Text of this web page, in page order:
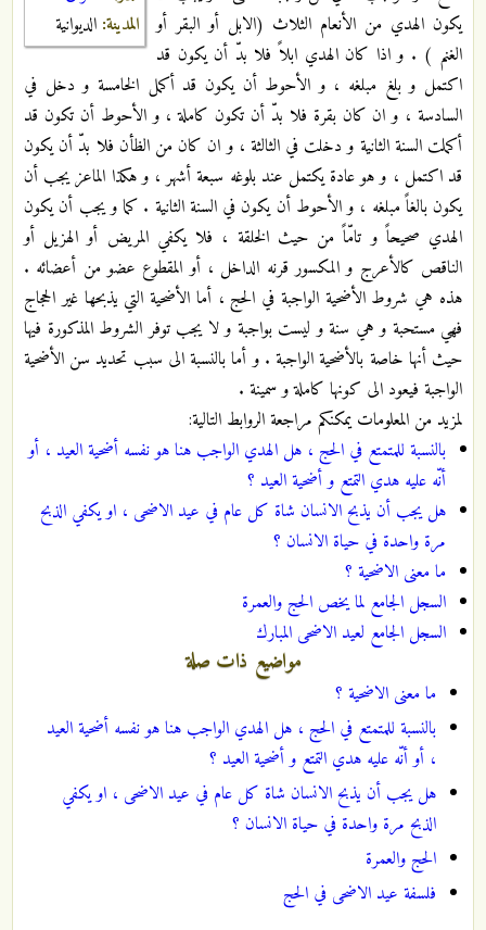
المدينة: الديوانية
يكون الهدي من الأنعام الثلاث (الابل أو البقر أو
الغنم ) . و اذا كان الهدي ابلاً فلا بدّ أن يكون قد
اكتمل و بلغ مبلغه ، و الأحوط أن يكون قد أكمل الخامسة و دخل في
السادسة ، و ان كان بقرة فلا بدّ أن تكون كاملة ، و الأحوط أن تكون قد
أكملت السنة الثانية و دخلت في الثالثة ، و ان كان من الظأن فلا بدّ أن يكون
قد اكتمل ، و هو عادة يكتمل عند بلوغه سبعة أشهر ، و هكذا الماعز يجب أن
يكون بالغاً مبلغه ، و الأحوط أن يكون في السنة الثانية . كما و يجب أن يكون
الهدي صحيحاً و تامّاً من حيث الخلقة ، فلا يكفي المريض أو الهزيل أو
الناقص كالأعرج و المكسور قرنه الداخل ، أو المقطوع عضو من أعضائه .
هذه هي شروط الأضحية الواجبة في الحج ، أما الأضحية التي يذبحها غير الحجاج
فهي مستحبة و هي سنة و ليست بواجبة و لا يجب توفر الشروط المذكورة فيها
حيث أنها خاصة بالأضحية الواجبة . و أما بالنسبة الى سبب تحديد سن الأضحية
الواجبة فيعود الى كونها كاملة و سمينة .
لمزيد من المعلومات يمكنكم مراجعة الروابط التالية:
بالنسبة للمتمتع في الحج ، هل الهدي الواجب هنا هو نفسه أضحية العيد ، أو
أنّه عليه هدي التمتع و أضحية العيد ؟
هل يجب أن يذبح الانسان شاة كل عام في عيد الاضحى ، او يكفي الذبح
مرة واحدة في حياة الانسان ؟
ما معنى الاضحية ؟
السجل الجامع لما يخص الحج والعمرة
السجل الجامع لعيد الاضحى المبارك
مواضيع ذات صلة
ما معنى الاضحية ؟
بالنسبة للمتمتع في الحج ، هل الهدي الواجب هنا هو نفسه أضحية العيد
، أو أنّه عليه هدي التمتع و أضحية العيد ؟
هل يجب أن يذبح الانسان شاة كل عام في عيد الاضحى ، او يكفي
الذبح مرة واحدة في حياة الانسان ؟
الحج والعمرة
فلسفة عيد الاضحى في الحج